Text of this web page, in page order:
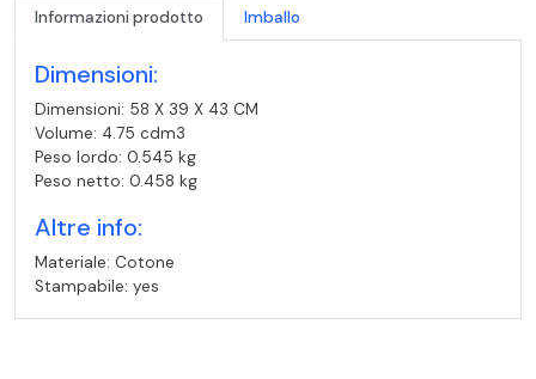
Informazioni prodotto Imballo
Dimensioni:
Dimensioni: 58 X 39 X 43 CM
Volume: 4.75 cdm3
Peso lordo: 0.545 kg
Peso netto: 0.458 kg
Altre info:
Materiale: Cotone
Stampabile: yes